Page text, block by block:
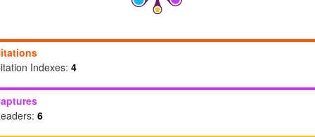
Indexes: 4
6